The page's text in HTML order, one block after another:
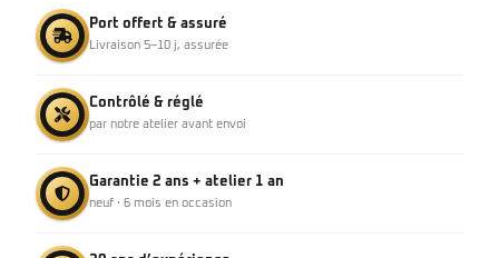
Port offert & assuré
Livraison 5–10 j, assurée
Contrôlé & réglé
par notre atelier avant envoi
Garantie 2 ans + atelier 1 an
neuf · 6 mois en occasion